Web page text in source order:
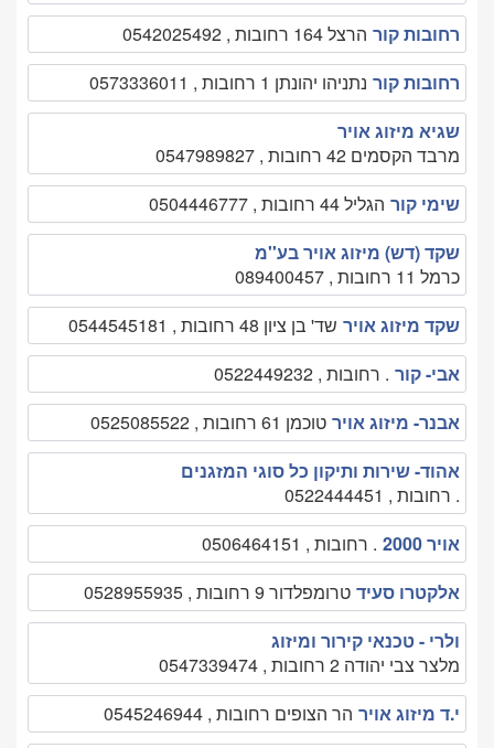
רחובות קור הרצל 164 רחובות , 0542025492
רחובות קור נתניהו יהונתן 1 רחובות , 0573336011
שגיא מיזוג אויר
מרבד הקסמים 42 רחובות , 0547989827
שימי קור הגליל 44 רחובות , 0504446777
שקד (דש) מיזוג אויר בע''מ
כרמל 11 רחובות , 089400457
שקד מיזוג אויר שד' בן ציון 48 רחובות , 0544545181
אבי- קור . רחובות , 0522449232
אבנר- מיזוג אויר טוכמן 61 רחובות , 0525085522
אהוד- שירות ותיקון כל סוגי המזגנים
. רחובות , 0522444451
אויר 2000
. רחובות , 0506464151
אלקטרו סעיד טרומפלדור 9 רחובות , 0528955935
ולרי - טכנאי קירור ומיזוג
מלצר צבי יהודה 2 רחובות , 0547339474
י.ד מיזוג אויר הר הצופים רחובות , 0545246944